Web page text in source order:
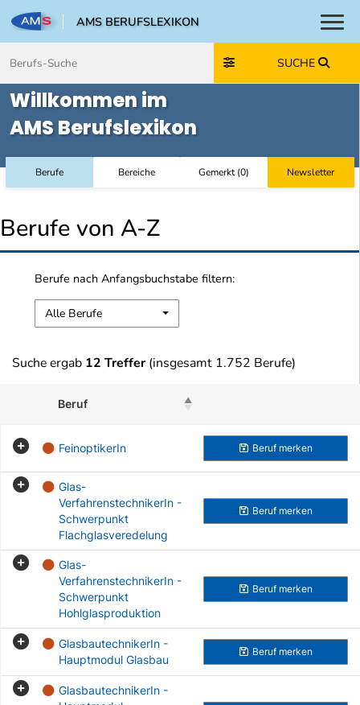
AMS BERUFSLEXIKON
SUCHE
Willkommen im
AMS Berufslexikon
Berufe Bereiche Gemerkt(0) Newsletter
Berufe von A-Z
Berufe nach Anfangsbuchstabe filtern:
Alle Berufe
Suche ergab 12 Treffer (insgesamt 1.752 Berufe)
Beruf
FeinoptikerIn Beruf merken
Glas-
VerfahrenstechnikerIn -
Schwerpunkt
Flachglasveredelung
Beruf merken
Glas-
VerfahrenstechnikerIn -
Schwerpunkt
Hohlglasproduktion
Beruf merken
GlasbautechnikerIn -
Hauptmodul Glasbau
Beruf merken
GlasbautechnikerIn -